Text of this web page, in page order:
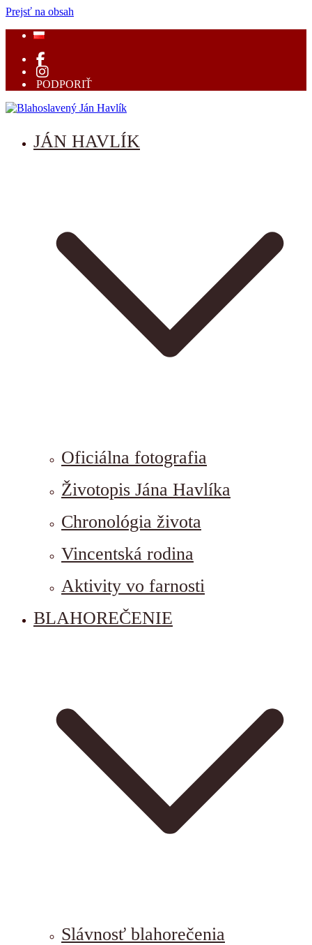
Prejsť na obsah
PODPORIŤ
Blahoslavený Ján Havlík
mučeník vernosti
JÁN HAVLÍK
Oficiálna fotografia
Životopis Jána Havlíka
Chronológia života
Vincentská rodina
Aktivity vo farnosti
BLAHOREČENIE
Slávnosť blahorečenia